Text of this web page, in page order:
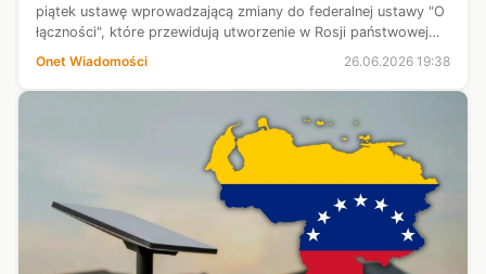
piątek ustawę wprowadzającą zmiany do federalnej ustawy "O
łączności", które przewidują utworzenie w Rosji państwowej
bazy danych unikalnych numerów urządzeń mobilnych (IMEI),
nadawanych im prz...
Onet Wiadomości 26.06.2026 19:38